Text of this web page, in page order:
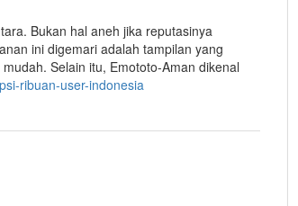
Bukan hal aneh jika reputasinya
ini digemari adalah tampilan yang
Selain itu, Emototo-Aman dikenal
ribuan-user-indonesia